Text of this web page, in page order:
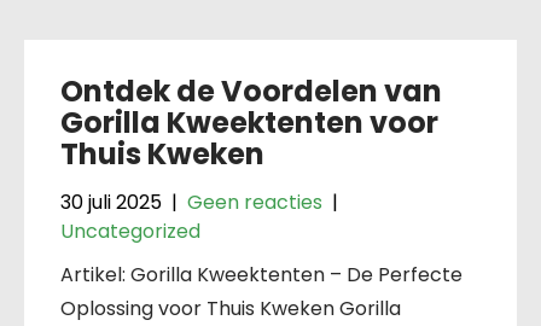
Ontdek de Voordelen van
Gorilla Kweektenten voor
Thuis Kweken
30 juli 2025 | Geen reacties |
Uncategorized
Artikel: Gorilla Kweektenten – De Perfecte
Oplossing voor Thuis Kweken Gorilla